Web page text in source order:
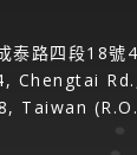
泰路四段18號
Chengtai
Taiwan